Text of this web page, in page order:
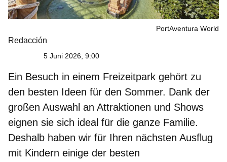
PortAventura World
Redacción
5 Juni 2026, 9:00
Ein Besuch in einem Freizeitpark gehört zu
den besten Ideen für den Sommer. Dank der
großen Auswahl an Attraktionen und Shows
eignen sie sich ideal für die ganze Familie.
Deshalb haben wir für Ihren nächsten Ausflug
mit Kindern einige der besten